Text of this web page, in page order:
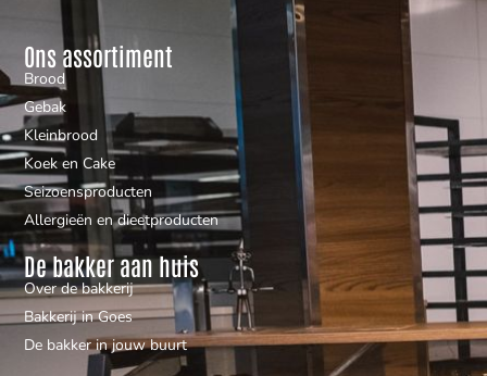
Ons assortiment
Brood
Gebak
Kleinbrood
Koek en Cake
Seizoensproducten
Allergieën en dieetproducten
De bakker aan huis
Over de bakkerij
Bakkerij in Goes
De bakker in jouw buurt